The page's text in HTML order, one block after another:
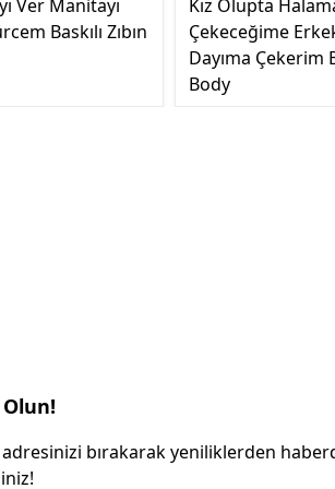
Ver Manitayı
Baskılı Zıbın
Kız Olupta
Çekeceğime
Dayıma Çekerim
Body
adresinizi bırakarak yeniliklerden